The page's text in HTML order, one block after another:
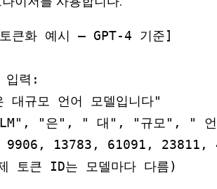
큰화 예시 – GPT-4 기준]
입력:
대규모 언어 모델입니다"
"은", " 대", "규모", " 언
13783, 61091, 23811,
토큰 ID는 모델마다 다름)